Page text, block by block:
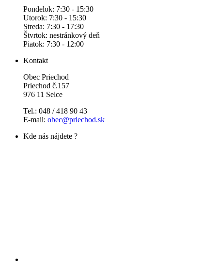
Pondelok: 7:30 - 15:30
Utorok: 7:30 - 15:30
Streda: 7:30 - 17:30
Štvrtok: nestránkový deň
Piatok: 7:30 - 12:00
Kontakt
Obec Priechod
Priechod č.157
976 11 Selce
Tel.: 048 / 418 90 43
E-mail: obec@priechod.sk
Kde nás nájdete ?